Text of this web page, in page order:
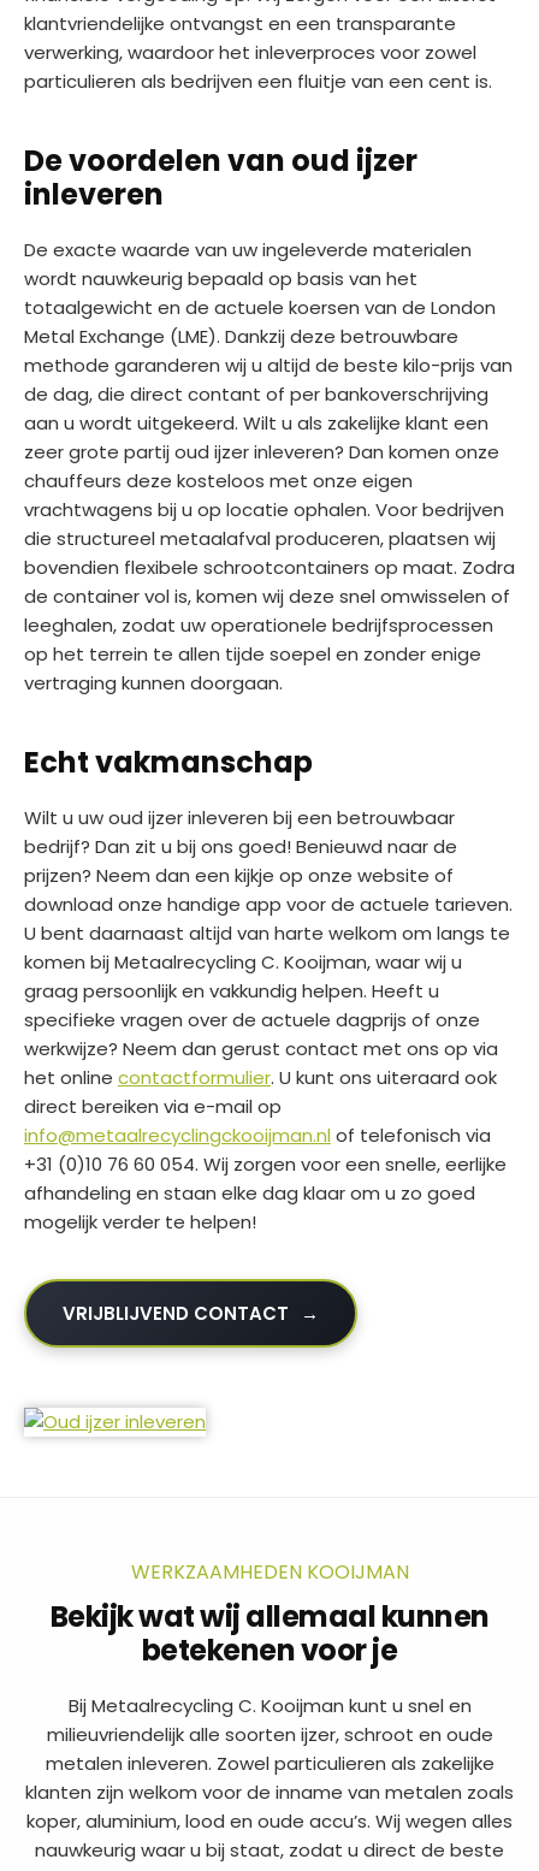
klantvriendelijke ontvangst en een transparante
verwerking, waardoor het inleverproces voor zowel
particulieren als bedrijven een fluitje van een cent is.
De voordelen van oud ijzer
inleveren
De exacte waarde van uw ingeleverde materialen
wordt nauwkeurig bepaald op basis van het
totaalgewicht en de actuele koersen van de London
Metal Exchange (LME). Dankzij deze betrouwbare
methode garanderen wij u altijd de beste kilo-prijs van
de dag, die direct contant of per bankoverschrijving
aan u wordt uitgekeerd. Wilt u als zakelijke klant een
zeer grote partij oud ijzer inleveren? Dan komen onze
chauffeurs deze kosteloos met onze eigen
vrachtwagens bij u op locatie ophalen. Voor bedrijven
die structureel metaalafval produceren, plaatsen wij
bovendien flexibele schrootcontainers op maat. Zodra
de container vol is, komen wij deze snel omwisselen of
leeghalen, zodat uw operationele bedrijfsprocessen
op het terrein te allen tijde soepel en zonder enige
vertraging kunnen doorgaan.
Echt vakmanschap
Wilt u uw oud ijzer inleveren bij een betrouwbaar
bedrijf? Dan zit u bij ons goed! Benieuwd naar de
prijzen? Neem dan een kijkje op onze website of
download onze handige app voor de actuele tarieven.
U bent daarnaast altijd van harte welkom om langs te
komen bij Metaalrecycling C. Kooijman, waar wij u
graag persoonlijk en vakkundig helpen. Heeft u
specifieke vragen over de actuele dagprijs of onze
werkwijze? Neem dan gerust contact met ons op via
het online contactformulier. U kunt ons uiteraard ook
direct bereiken via e-mail op
info@metaalrecyclingckooijman.nl of telefonisch via
+31 (0)10 76 60 054. Wij zorgen voor een snelle, eerlijke
afhandeling en staan elke dag klaar om u zo goed
mogelijk verder te helpen!
VRIJBLIJVEND CONTACT
WERKZAAMHEDEN KOOIJMAN
Bekijk wat wij allemaal kunnen
betekenen voor je
Bij Metaalrecycling C. Kooijman kunt u snel en
milieuvriendelijk alle soorten ijzer, schroot en oude
metalen inleveren. Zowel particulieren als zakelijke
klanten zijn welkom voor de inname van metalen zoals
koper, aluminium, lood en oude accu’s. Wij wegen alles
nauwkeurig waar u bij staat, zodat u direct de beste